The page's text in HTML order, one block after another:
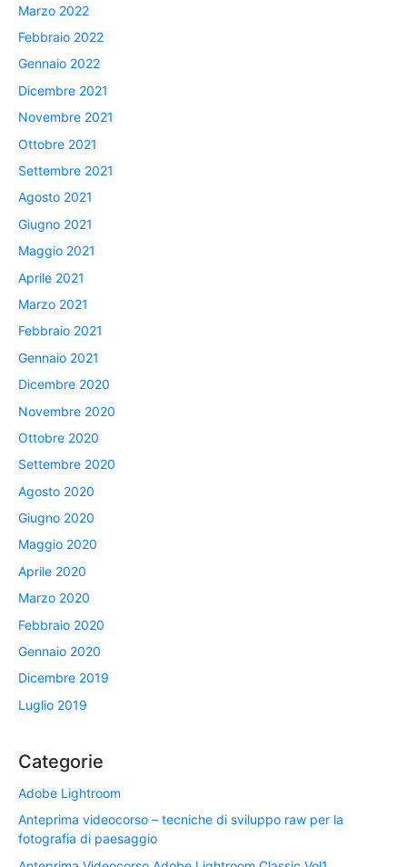
Marzo 2022
Febbraio 2022
Gennaio 2022
Dicembre 2021
Novembre 2021
Ottobre 2021
Settembre 2021
Agosto 2021
Giugno 2021
Maggio 2021
Aprile 2021
Marzo 2021
Febbraio 2021
Gennaio 2021
Dicembre 2020
Novembre 2020
Ottobre 2020
Settembre 2020
Agosto 2020
Giugno 2020
Maggio 2020
Aprile 2020
Marzo 2020
Febbraio 2020
Gennaio 2020
Dicembre 2019
Luglio 2019
Categorie
Adobe Lightroom
Anteprima videocorso – tecniche di sviluppo raw per la
fotografia di paesaggio